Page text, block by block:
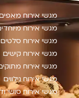
מגשי אירוח
מגשי אירוח
מגשי אירוח סלטים
מגשי אירוח קישים
מגשי אירוח
מגשי אירוח נילווים
מגשי אירוח סושי